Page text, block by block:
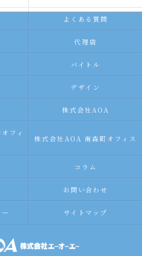
よくある質問
代理店
バイトル
デザイン
株式会社AOA
フィ
株式会社AOA 南森町オフィス
コラム
お問い合わせ
サイトマップ